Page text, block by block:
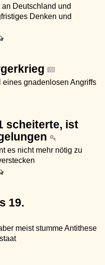
Deutschland und
Denken und
gnadenlosen Angriffs
scheiterte, ist
es nicht mehr nötig zu
19.
meist stumme Antithese